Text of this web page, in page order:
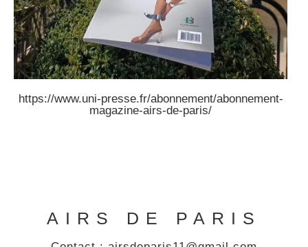
https://www.uni-presse.fr/abonnement/abonnement-
magazine-airs-de-paris/
AIRS DE PARIS